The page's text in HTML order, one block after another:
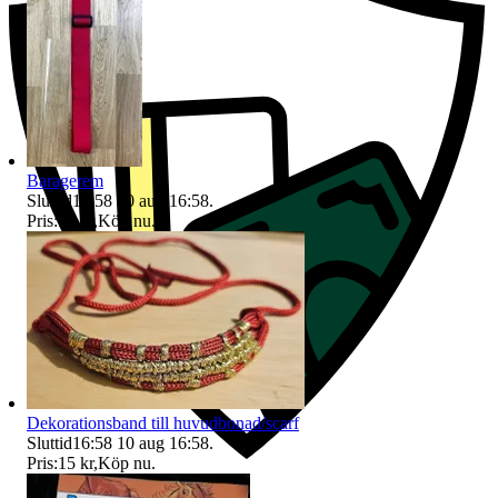
Baragerem
Sluttid16:58 10 aug 16:58.
Pris:50 kr ,Köp nu.
Dekorationsband till huvudbonad/scarf
Sluttid16:58 10 aug 16:58.
Pris:15 kr,Köp nu.